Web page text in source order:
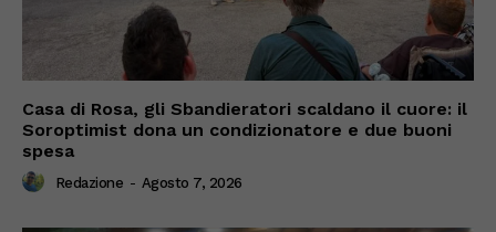
Casa di Rosa, gli Sbandieratori scaldano il cuore: il
Soroptimist dona un condizionatore e due buoni
spesa
Redazione - Agosto 7, 2026